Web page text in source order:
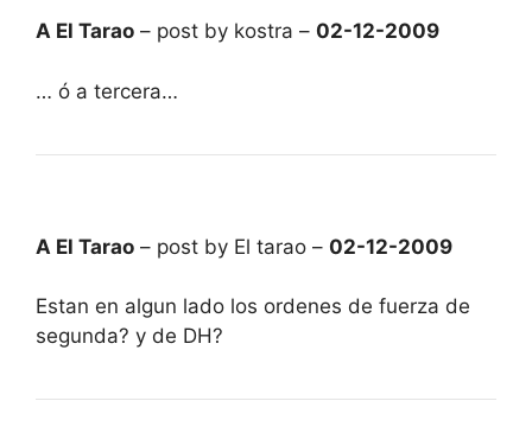
A El Tarao – post by kostra – 02-12-2009
… ó a tercera…
A El Tarao – post by El tarao – 02-12-2009
Estan en algun lado los ordenes de fuerza de
segunda? y de DH?